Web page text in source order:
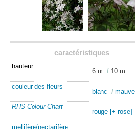
caractéristiques
hauteur
6 m / 10 m
couleur des fleurs
blanc / mauve
RHS Colour Chart
rouge [+ rose]
mellifère/nectarifère